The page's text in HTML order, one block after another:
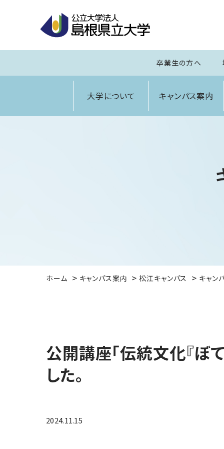
卒業生の方へ
大学について キャンパス案内
ホーム キャンパス案内 松江キャンパス キャン
公開講座「伝統文化『ぼ
した。
2024.11.15